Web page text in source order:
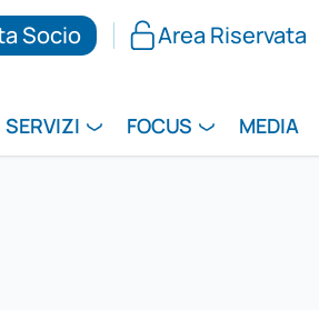
Socio Area Riservata
SERVIZI FOCUS MEDIA